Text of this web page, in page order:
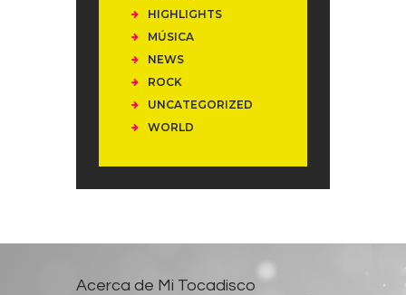
HIGHLIGHTS
MÚSICA
NEWS
ROCK
UNCATEGORIZED
WORLD
Acerca de Mi Tocadisco